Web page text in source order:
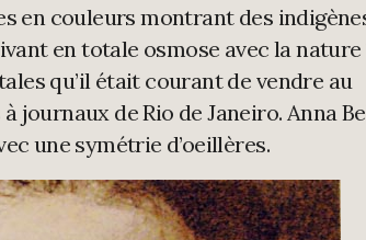
en couleurs montrant des
en totale osmose avec la nature
qu’il était courant de vendre au
journaux de Rio de Janeiro. Anna
une symétrie d’oeillères.